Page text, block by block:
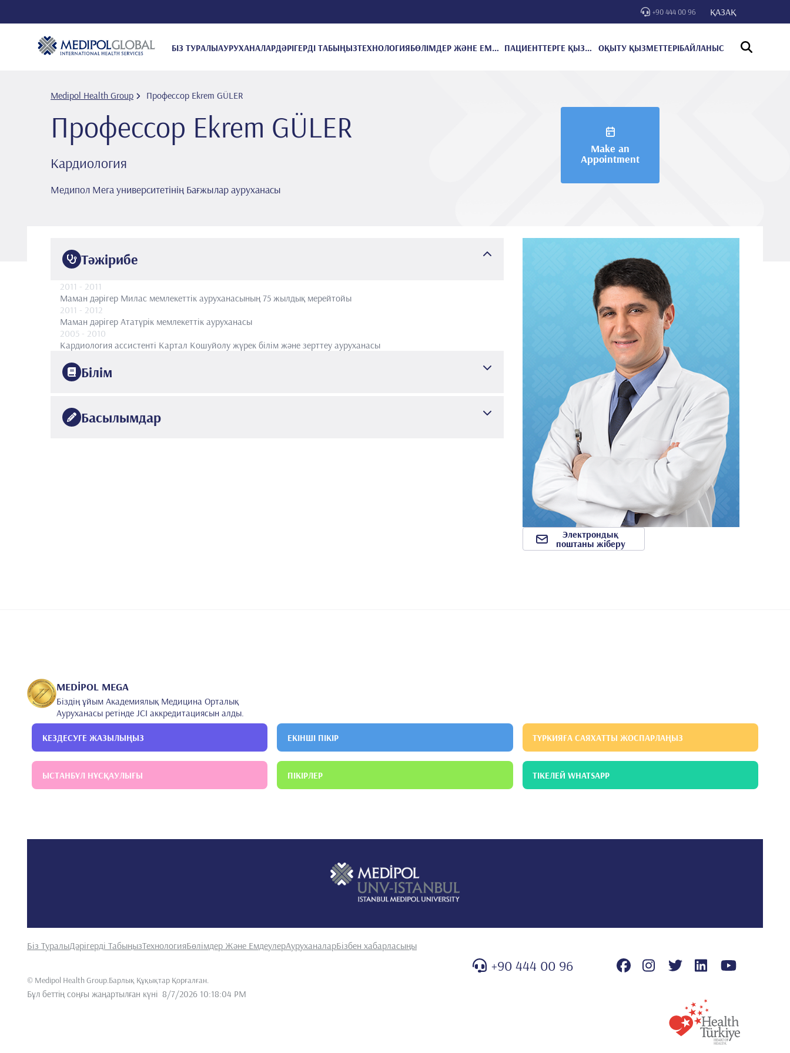
+90 444 00 96 ҚАЗАҚ
БІЗ ТУРАЛЫАУРУХАНАЛАРДӘРІГЕРДІ ТАБЫҢЫЗТЕХНОЛОГИЯ БӨЛІМДЕР ЖӘНЕ ЕМДЕУЛЕР ПАЦИЕНТТЕРГЕ ҚЫЗМЕТ КӨРСЕТУ ОҚЫТУ ҚЫЗМЕТТЕРІБАЙЛАНЫС
Medipol Health Group Профессор Ekrem GÜLER
Профессор Ekrem GÜLER
Кардиология
Медипол Мега университетінің Бағжылар ауруханасы
Make an
Appointment
Тәжірибе
2011 - 2011
Маман дәрігер Милас мемлекеттік ауруханасының 75 жылдық мерейтойы
2011 - 2012
Маман дәрігер Ататүрік мемлекеттік ауруханасы
2005 - 2010
Кардиология ассистенті Картал Кошуйолу жүрек білім және зерттеу ауруханасы
Білім
Стамбул Картал Кошуйёлу жоғары мамандандырылған оқыту және зерттеу ауруханасы
2004Басылымдар
Электрондық
поштаны жіберу
MEDİPOL MEGA
Біздің ұйым Академиялық Медицина Орталық
Ауруханасы ретінде JCI аккредитациясын алды.
КЕЗДЕСУГЕ ЖАЗЫЛЫҢЫЗ ЕКІНШІ ПІКІР ТҮРКИЯҒА САЯХАТТЫ ЖОСПАРЛАҢЫЗ
ЫСТАНБҰЛ НҰСҚАУЛЫҒЫ ПІКІРЛЕР ТІКЕЛЕЙ WHATSAPP
Біз ТуралыДәрігерді ТабыңызТехнологияБөлімдер Және ЕмдеулерАуруханаларБізбен хабарласыңы
© Medipol Health Group.Барлық Құқықтар Қорғалған.
Бұл беттің соңғы жаңартылған күні 8/7/2026 10:18:04 PM
+90 444 00 96